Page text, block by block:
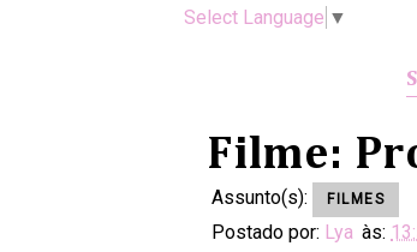
Select Language ▼
Filme:
Assunto(s): FILMES
Postado por: Lya às: